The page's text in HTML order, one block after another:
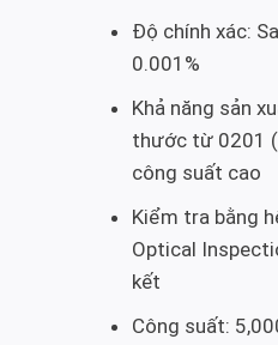
Độ chính xác:
0.001%
Khả năng sản
thước từ 0201
công suất cao
Kiểm tra bằng
Optical
kết
Công suất: